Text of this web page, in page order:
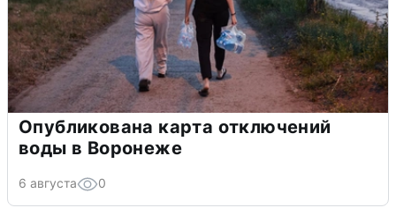
Опубликована карта отключений
воды в Воронеже
6 августа 0